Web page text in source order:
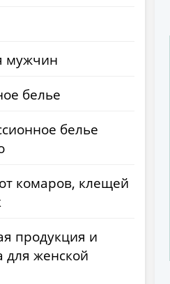
мужчин
белье
белье
комаров, клещей
продукция и
для женской